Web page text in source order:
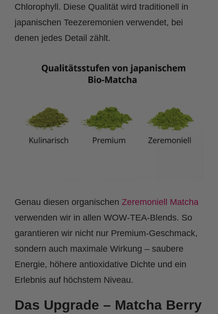
Chlorophyll. Diese Qualität wird traditionell in
japanischen Teezeremonien verwendet, bei
denen jedes Detail zählt.
Genau diesen organischen Zeremoniell Matcha
verwenden wir in allen WOW-TEA-Blends. So
garantieren wir nicht nur Premium-Geschmack,
sondern auch maximale Wirkung – saubere
Energie, höhere antioxidative Dichte und ein
Erlebnis auf höchstem Niveau.
Das Upgrade – Matcha Berry